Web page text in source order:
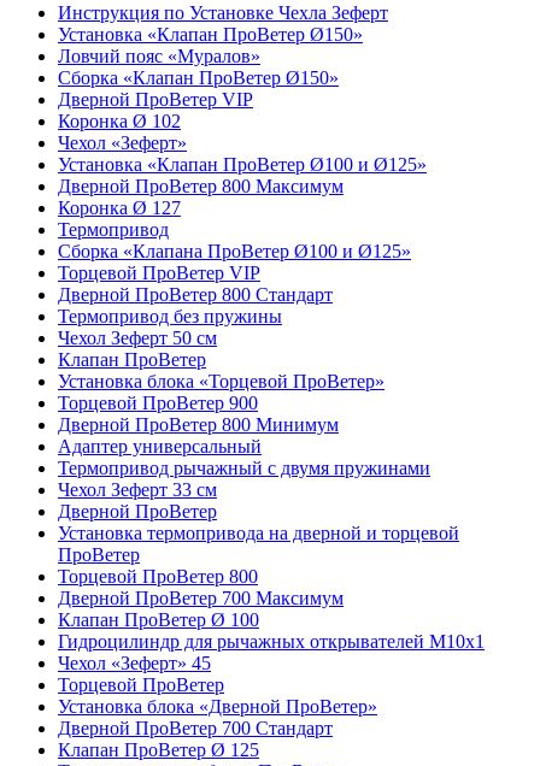
Инструкция по Установке Чехла Зеферт
Установка «Клапан ПроВетер Ø150»
Ловчий пояс «Муралов»
Сборка «Клапан ПроВетер Ø150»
Дверной ПроВетер VIP
Коронка Ø 102
Чехол «Зеферт»
Установка «Клапан ПроВетер Ø100 и Ø125»
Дверной ПроВетер 800 Максимум
Коронка Ø 127
Термопривод
Сборка «Клапана ПроВетер Ø100 и Ø125»
Торцевой ПроВетер VIP
Дверной ПроВетер 800 Стандарт
Термопривод без пружины
Чехол Зеферт 50 см
Клапан ПроВетер
Установка блока «Торцевой ПроВетер»
Торцевой ПроВетер 900
Дверной ПроВетер 800 Минимум
Адаптер универсальный
Термопривод рычажный с двумя пружинами
Чехол Зеферт 33 см
Дверной ПроВетер
Установка термопривода на дверной и торцевой
ПроВетер
Торцевой ПроВетер 800
Дверной ПроВетер 700 Максимум
Клапан ПроВетер Ø 100
Гидроцилиндр для рычажных открывателей М10х1
Чехол «Зеферт» 45
Торцевой ПроВетер
Установка блока «Дверной ПроВетер»
Дверной ПроВетер 700 Стандарт
Клапан ПроВетер Ø 125